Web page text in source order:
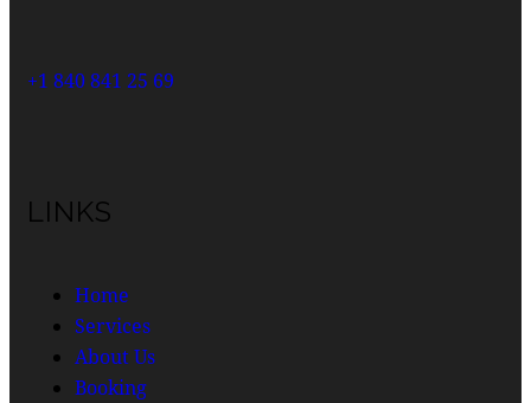
+1 840 841 25 69
LINKS
Home
Services
About Us
Booking